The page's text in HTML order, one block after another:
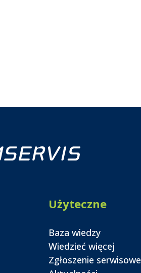
Użyteczne
Baza wiedzy
Wiedzieć więcej
Zgłoszenie serwisowe